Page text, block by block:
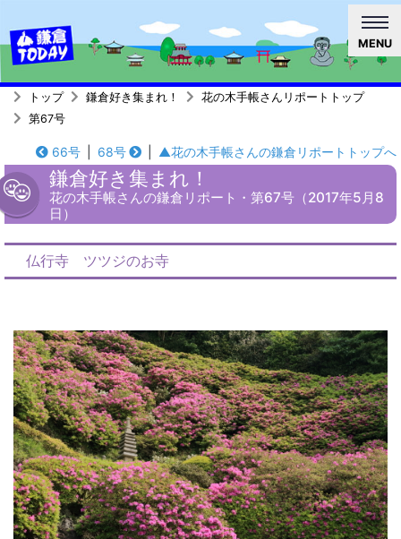
MENU
トップ 鎌倉好き集まれ！
花の木手帳さんリポートトップ
第67号
66号 68号 ▲花の木手帳さんの鎌倉リポートトップへ
鎌倉好き集まれ！
花の木手帳さんの鎌倉リポート・第67号（2017年5月8
日）
仏行寺 ツツジのお寺